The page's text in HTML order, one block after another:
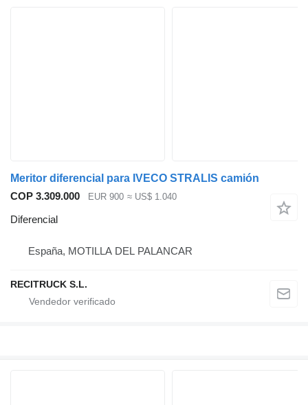
Meritor diferencial para IVECO STRALIS camión
COP 3.309.000
EUR 900 ≈ US$ 1.040
Diferencial
España, MOTILLA DEL PALANCAR
RECITRUCK S.L.